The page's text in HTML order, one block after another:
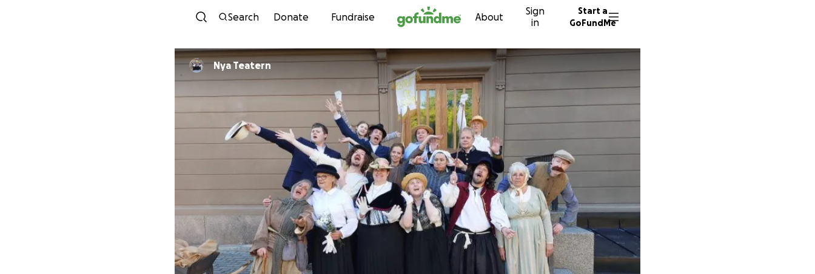
Skip to content
Search Donate Fundraise About
Sign
in
Start a
GoFundMe
Nya Teatern